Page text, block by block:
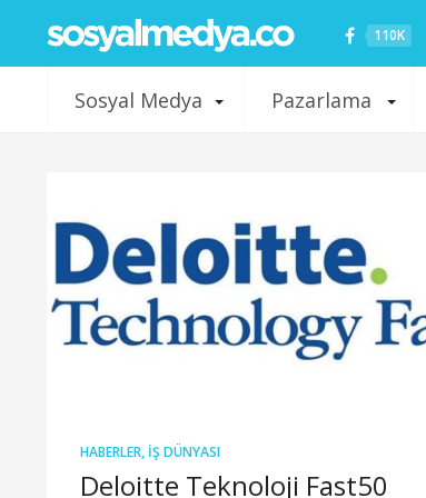
110K
Sosyal Medya Pazarlama
HABERLER, İŞ DÜNYASI
Deloitte Teknoloji Fast50